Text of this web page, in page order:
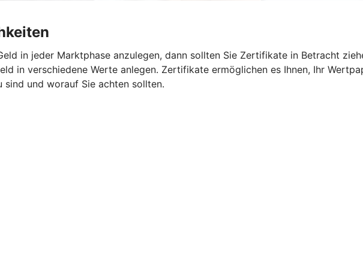
in jeder Marktphase anzulegen, dann sollten Sie Zertifikate in Betracht
in verschiedene Werte anlegen. Zertifikate ermöglichen es Ihnen, Ihr
und worauf Sie achten sollten.